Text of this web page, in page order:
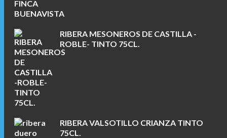
RIBERA MESONEROS DE CASTILLA -
ROBLE- TINTO 75CL.
RIBERA VALSOTILLO CRIANZA TINTO
75CL.